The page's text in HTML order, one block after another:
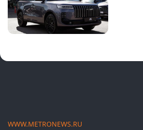
WWW.METRONEWS.RU